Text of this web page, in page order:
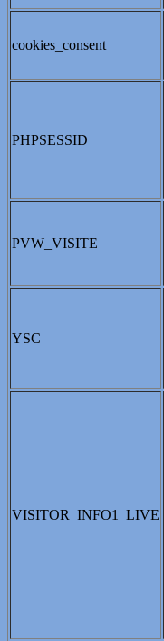
cookies_consent
PHPSESSID
PVW_VISITE
YSC
VISITOR_INFO1_LIVE